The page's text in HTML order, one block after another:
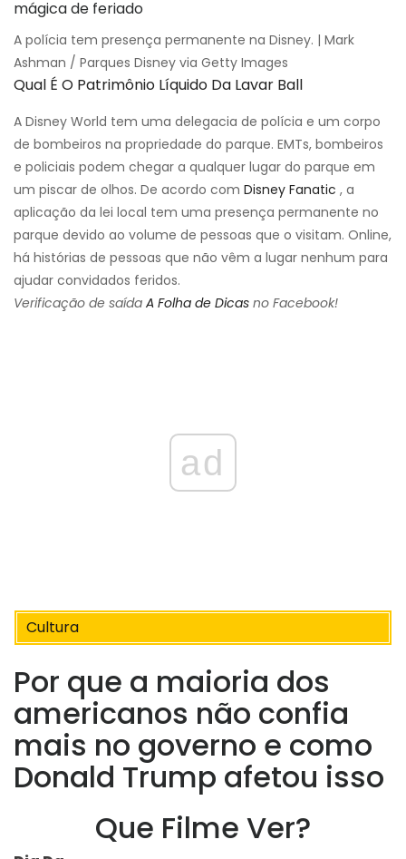
A polícia tem presença permanente na Disney. | Mark
Ashman / Parques Disney via Getty Images
Qual É O Patrimônio Líquido Da Lavar Ball
A Disney World tem uma delegacia de polícia e um corpo
de bombeiros na propriedade do parque. EMTs, bombeiros
e policiais podem chegar a qualquer lugar do parque em
um piscar de olhos. De acordo com Disney Fanatic , a
aplicação da lei local tem uma presença permanente no
parque devido ao volume de pessoas que o visitam. Online,
há histórias de pessoas que não vêm a lugar nenhum para
ajudar convidados feridos.
Verificação de saída A Folha de Dicas no Facebook!
ad
Cultura
Por que a maioria dos
americanos não confia
mais no governo e como
Donald Trump afetou isso
Que Filme Ver?